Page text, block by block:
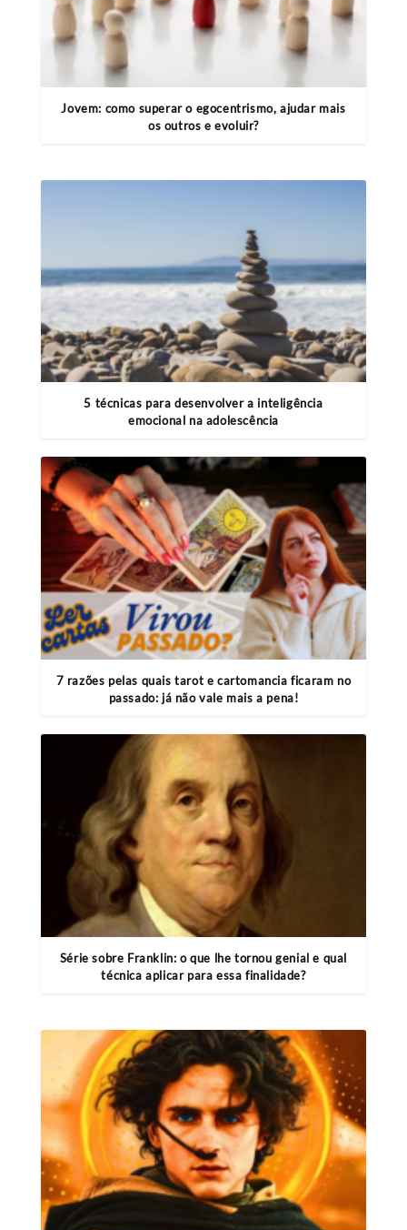
Jovem: como superar o egocentrismo, ajudar mais
os outros e evoluir?
5 técnicas para desenvolver a inteligência
emocional na adolescência
7 razões pelas quais tarot e cartomancia ficaram no
passado: já não vale mais a pena!
Série sobre Franklin: o que lhe tornou genial e qual
técnica aplicar para essa finalidade?